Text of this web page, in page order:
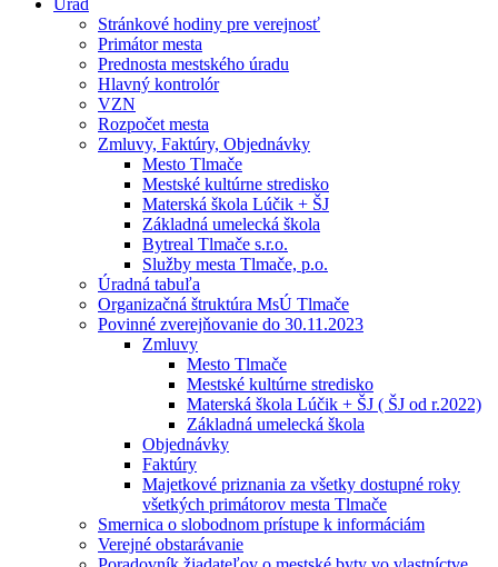
Úrad
Stránkové hodiny pre verejnosť
Primátor mesta
Prednosta mestského úradu
Hlavný kontrolór
VZN
Rozpočet mesta
Zmluvy, Faktúry, Objednávky
Mesto Tlmače
Mestské kultúrne stredisko
Materská škola Lúčik + ŠJ
Základná umelecká škola
Bytreal Tlmače s.r.o.
Služby mesta Tlmače, p.o.
Úradná tabuľa
Organizačná štruktúra MsÚ Tlmače
Povinné zverejňovanie do 30.11.2023
Zmluvy
Mesto Tlmače
Mestské kultúrne stredisko
Materská škola Lúčik + ŠJ ( ŠJ od r.2022)
Základná umelecká škola
Objednávky
Faktúry
Majetkové priznania za všetky dostupné roky
všetkých primátorov mesta Tlmače
Smernica o slobodnom prístupe k informáciám
Verejné obstarávanie